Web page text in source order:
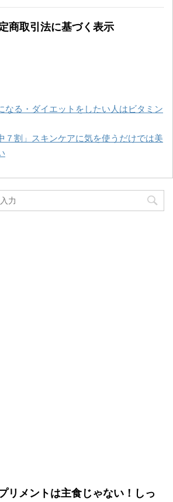
商取引法に基づく表示
なる・ダイエットをしたい人はビタミン
７割」スキンケアに気を使うだけでは美
リメントは主食じゃない！しっ